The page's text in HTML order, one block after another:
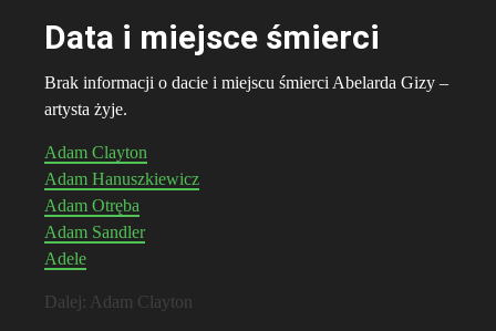
Data i miejsce śmierci
Brak informacji o dacie i miejscu śmierci Abelarda Gizy –
artysta żyje.
Adam Clayton
Adam Hanuszkiewicz
Adam Otręba
Adam Sandler
Adele
Zobacz
Dalej: Adam Clayton